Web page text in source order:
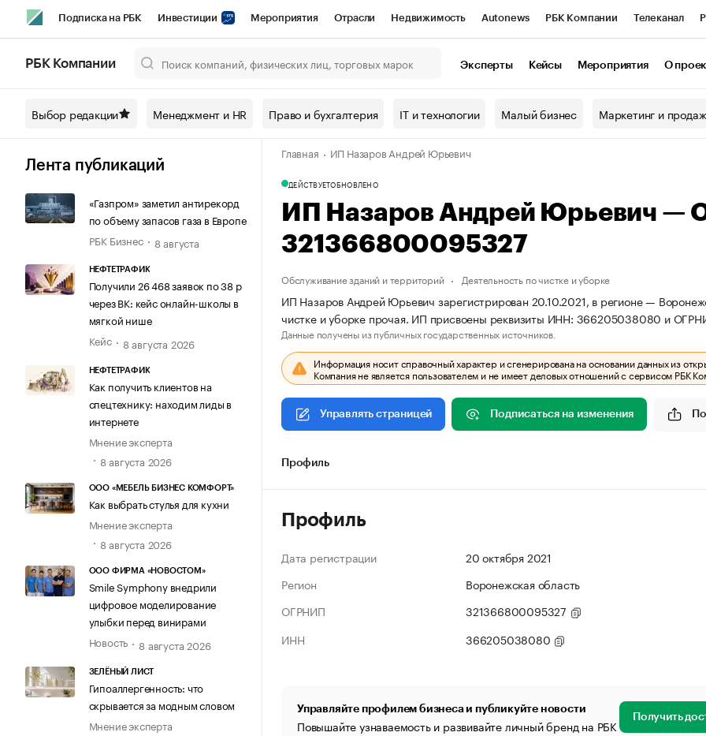
Подписка на РБК Инвестиции Мероприятия Отрасли Недвижимость Autonews РБК Компании Телеканал
Спецпроекты СПб Конференции СПб Спецпроекты Проверка контрагентов
Технологии и медиа Рынок наличной валюты
РБК Компании Эксперты Кейсы Мероприятия О
Выбор редакции Менеджмент и HR Право и бухгалтерия IT и технологии Малый бизнес Маркетинг и
Лента публикаций
«Газпром» заметил антирекорд
по объему запасов газа в Европе
РБК Бизнес
8 августа
НЕФТЕТРАФИК
Получили 26 468 заявок по 38 р
через ВК: кейс онлайн-школы в
мягкой нише
Кейс
8 августа 2026
НЕФТЕТРАФИК
Как получить клиентов на
спецтехнику: находим лиды в
интернете
Мнение эксперта
8 августа 2026
ООО «МЕБЕЛЬ БИЗНЕС КОМФОРТ»
Как выбрать стулья для кухни
Мнение эксперта
8 августа 2026
ООО ФИРМА «НОВОСТОМ»
Smile Symphony внедрили
цифровое моделирование
улыбки перед винирами
Новость
8 августа 2026
ЗЕЛЁНЫЙ ЛИСТ
Гипоаллергенность: что
скрывается за модным словом
Мнение эксперта
Главная ИП Назаров Андрей Юрьевич
ДЕЙСТВУЕТОБНОВЛЕНО
ИП Назаров Андрей Юрьевич —
321366800095327
Обслуживание зданий и территорий Деятельность по чистке и уборке
ИП Назаров Андрей Юрьевич зарегистрирован 20.10.2021, в регионе —
чистке и уборке прочая. ИП присвоены реквизиты ИНН: 366205038080 и
Данные получены из публичных государственных источников.
Информация носит справочный характер и сгенерирована на основании данных из
Компания не является пользователем и не имеет деловых отношений с сервисом РБК
Управлять страницей Подписаться на изменения
Профиль
Профиль
Дата регистрации
20 октября 2021
Регион
Воронежская область
ОГРНИП
321366800095327
ИНН
366205038080
Управляйте профилем бизнеса и публикуйте новости
Повышайте узнаваемость и развивайте личный бренд на РБК Получить